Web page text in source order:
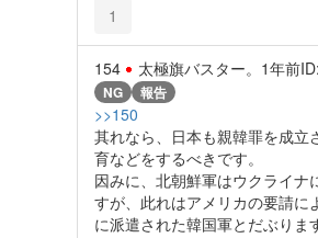
1
154 太極旗バスター。 1年前
NG 報告
>>150
其れなら、日本も親韓罪を成立
育などをするべきです。
因みに、北朝鮮軍はウクライナ
すが、此れはアメリカの要請に
に派遣された韓国軍とだぶりま